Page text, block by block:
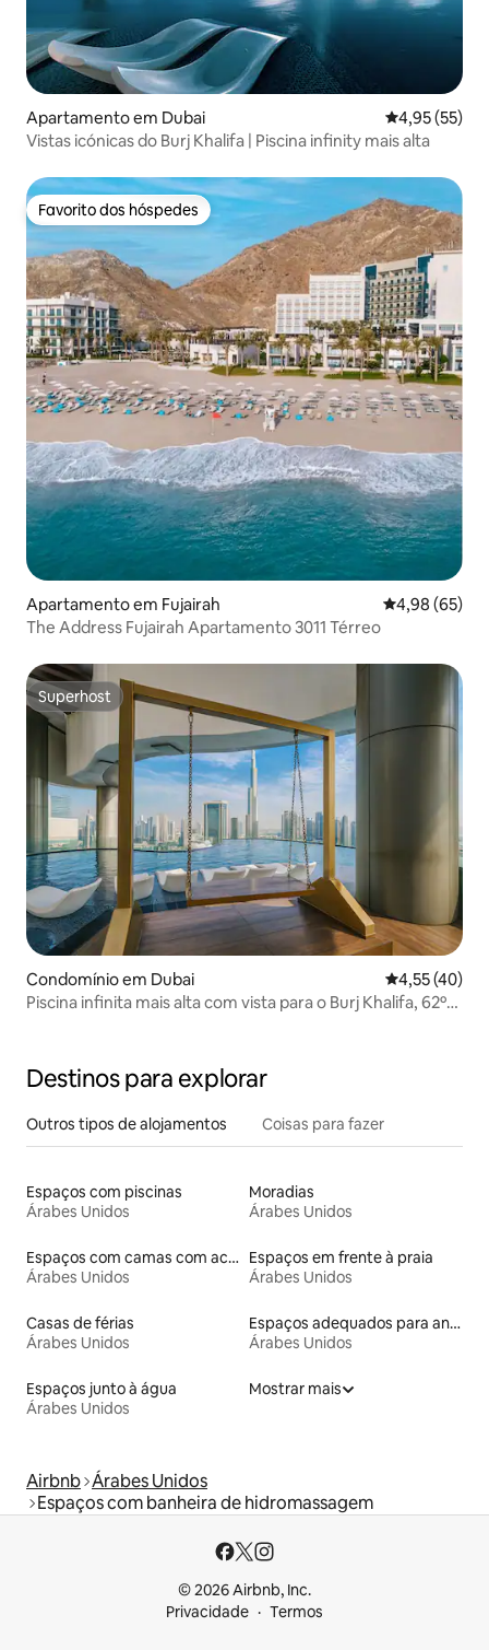
Apartamento em Dubai Classificação
4,95 (55)
Vistas icónicas do Burj Khalifa | Piscina infinity mais alta
Favorito dos hóspedes
Favorito dos hóspedes
Apartamento em Fujairah Classificação
4,98 (65)
The Address Fujairah Apartamento 3011 Térreo
Superhost
Superhost
Condomínio em Dubai Classificação
4,55 (40)
Piscina infinita mais alta com vista para o Burj Khalifa, 62º
Destinos para explorar
Outros tipos de alojamentos Coisas para fazer
Espaços com piscinas
Árabes Unidos
Moradias
Árabes Unidos
Espaços com camas com acessos adaptados em altura
Árabes Unidos
Espaços em frente à praia
Árabes Unidos
Casas de férias
Árabes Unidos
Espaços adequados para animais de estimação
Árabes Unidos
Espaços junto à água
Árabes Unidos
Mostrar mais
Airbnb Árabes Unidos
Espaços com banheira de hidromassagem
© 2026 Airbnb, Inc.
Privacidade
Termos